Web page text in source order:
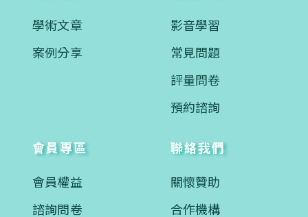
學術文章
案例分享
影音學習
常見問題
評量問卷
預約諮詢
會員專區
會員權益
諮詢問卷
聯絡我們
關懷贊助
合作機構